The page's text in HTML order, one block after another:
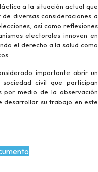
diversas consideraciones a
así como reflexiones
electorales innoven en
el derecho a la salud como
civil que participan
por medio de la observación
desarrollar su trabajo en este